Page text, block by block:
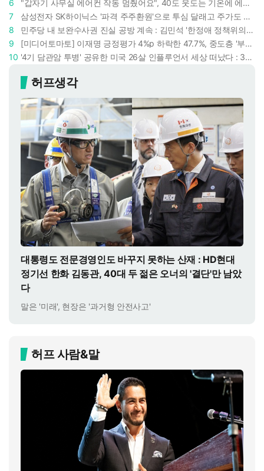
6
"갑자기 사무실 에어컨 작동 멈췄어요", 40도 웃도는 기온에 에어컨도 숨이 찬다
7
삼성전자 SK하이닉스 '파격 주주환원'으로 투심 달래고 주가도 받칠까, 100조 넘는 추가 배당 재원에 쏠리는 눈
8
민주당 내 보완수사권 진실 공방 계속 : 김민석 '한정애 정책위의장' 발언 근거로 내세우자 사무총장 지낸 조승래 반박
9
[미디어토마토] 이재명 긍정평가 4%p 하락한 47.7%, 중도층 '부정 49.7% vs 긍정 42.9%'
10
'4기 담관암 투병' 공유한 미국 26살 인플루언서 세상 떠났다 : 3년간 보여준 희망과 용기
허프생각
대통령도 전문경영인도 바꾸지 못하는 산재 : HD현대
정기선 한화 김동관, 40대 두 젊은 오너의 '결단'만 남았
다
말은 '미래', 현장은 '과거형 안전사고'
허프 사람&말